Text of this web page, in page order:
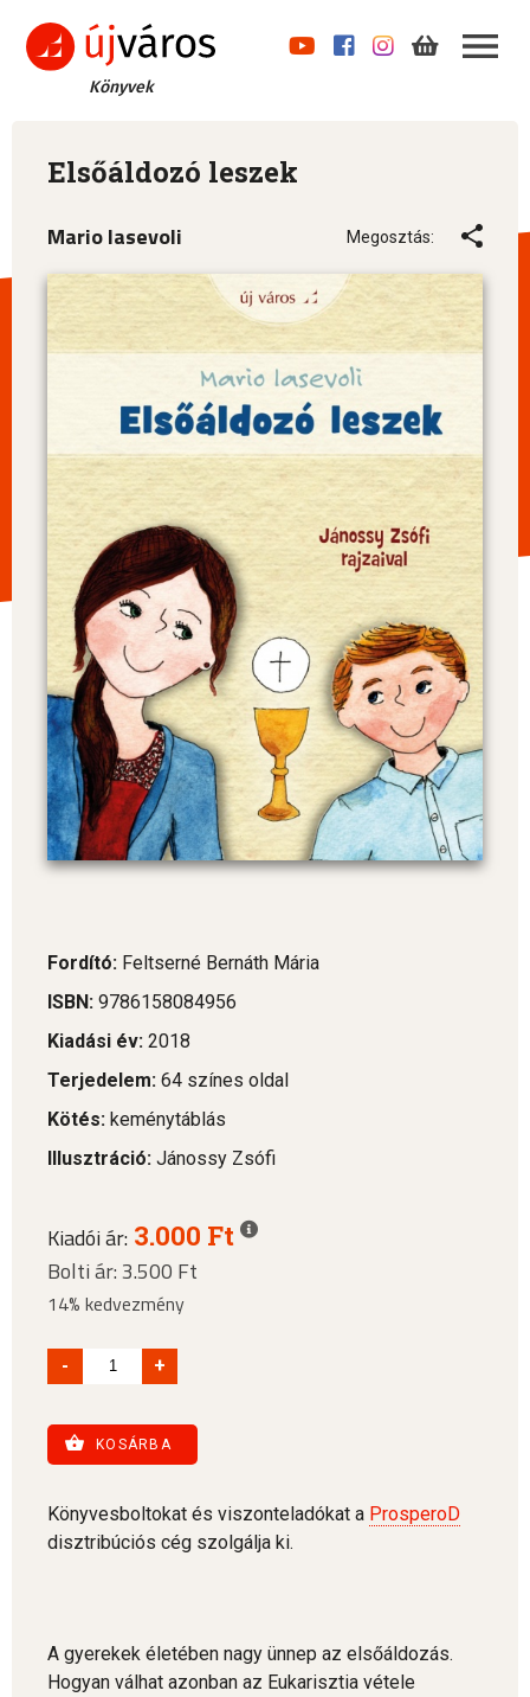
Könyvek
Elsőáldozó leszek
Mario Iasevoli Megosztás:
Fordító: Feltserné Bernáth Mária
ISBN: 9786158084956
Kiadási év: 2018
Terjedelem: 64 színes oldal
Kötés: keménytáblás
Illusztráció: Jánossy Zsófi
Kiadói ár: 3.000 Ft
Bolti ár: 3.500 Ft
14% kedvezmény
- +
KOSÁRBA
Könyvesboltokat és viszonteladókat a ProsperoD
disztribúciós cég szolgálja ki.
A gyerekek életében nagy ünnep az elsőáldozás.
Hogyan válhat azonban az Eukarisztia vétele